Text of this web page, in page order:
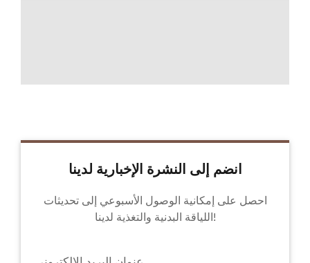
انضم إلى النشرة الإخبارية لدينا
احصل على إمكانية الوصول الأسبوعي إلى تحديثات
اللياقة البدنية والتغذية لدينا!